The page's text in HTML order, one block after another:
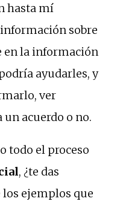
hasta mí
sobre
en la información
ayudarles, y
ver
acuerdo o no.
todo el proceso
, ¿te das
ejemplos que